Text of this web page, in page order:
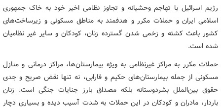
رژیم اسرائیل با تهاجم وحشیانه و تجاوز نظامی اخیر خود به خاک جمهوری
اسلامی ایران و حملات مکرر و هدفمند به مناطق مسکونی و زیرساخت‌های
کشور باعث کشته و زخمی شدن گسترده زنان، کودکان و سایر غیر نظامیان
شده است.
حملات مکرر به مراکز غیرنظامی به ویژه بیمارستان‌ها، مراکز درمانی و منازل
مسکونی از جمله بیمارستان‌های حکیم و فارابی، نه تنها نقض صریح و جدی
حقوق بین‌الملل بشردوستانه بلکه مصداق بارز جنایات جنگی است. زنان
باردار، مادران و کودکان در این حملات به شدت آسیب دیده و بسیاری دچار